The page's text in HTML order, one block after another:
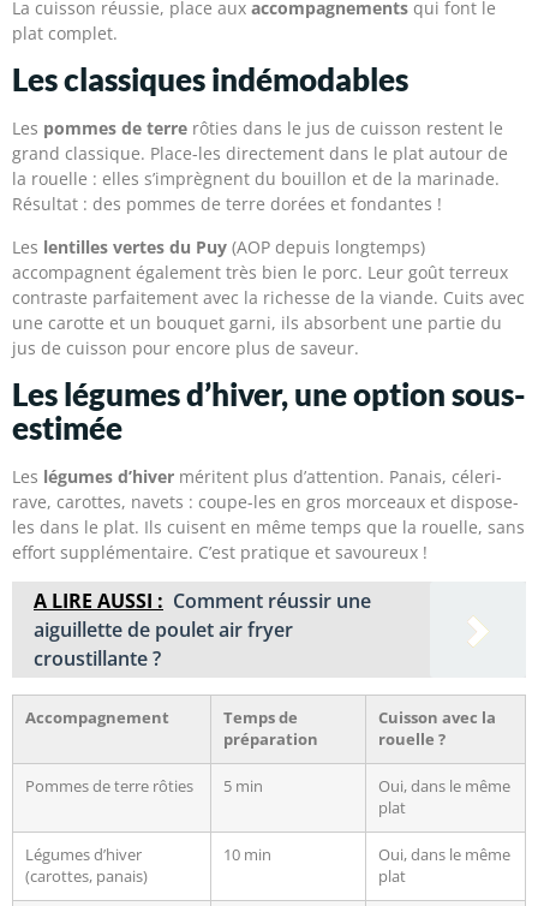
La cuisson réussie, place aux accompagnements qui font le
plat complet.
Les classiques indémodables
Les pommes de terre rôties dans le jus de cuisson restent le
grand classique. Place-les directement dans le plat autour de
la rouelle : elles s’imprègnent du bouillon et de la marinade.
Résultat : des pommes de terre dorées et fondantes !
Les lentilles vertes du Puy (AOP depuis longtemps)
accompagnent également très bien le porc. Leur goût terreux
contraste parfaitement avec la richesse de la viande. Cuits avec
une carotte et un bouquet garni, ils absorbent une partie du
jus de cuisson pour encore plus de saveur.
Les légumes d’hiver, une option sous-
estimée
Les légumes d’hiver méritent plus d’attention. Panais, céleri-
rave, carottes, navets : coupe-les en gros morceaux et dispose-
les dans le plat. Ils cuisent en même temps que la rouelle, sans
effort supplémentaire. C’est pratique et savoureux !
A LIRE AUSSI : Comment réussir une
aiguillette de poulet air fryer
croustillante ?
Accompagnement
Temps de
préparation
Cuisson avec la
rouelle ?
Pommes de terre rôties 5 min
Oui, dans le même
plat
Légumes d’hiver
(carottes, panais)
10 min
Oui, dans le même
plat